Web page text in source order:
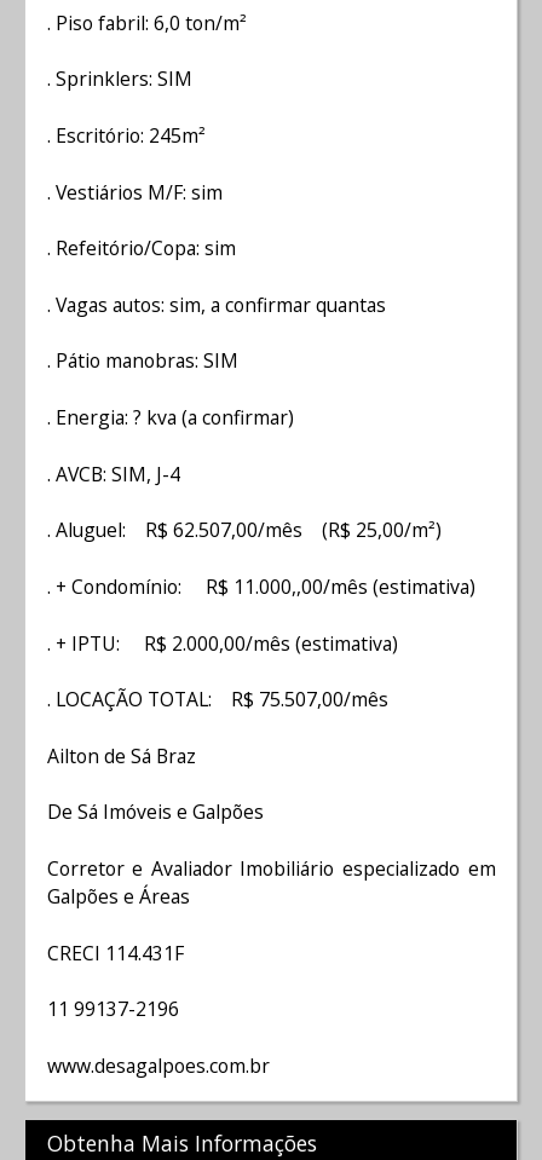
. Piso fabril: 6,0 ton/m²
. Sprinklers: SIM
. Escritório: 245m²
. Vestiários M/F: sim
. Refeitório/Copa: sim
. Vagas autos: sim, a confirmar quantas
. Pátio manobras: SIM
. Energia: ? kva (a confirmar)
. AVCB: SIM, J-4
. Aluguel: R$ 62.507,00/mês (R$ 25,00/m²)
. + Condomínio: R$ 11.000,,00/mês (estimativa)
. + IPTU: R$ 2.000,00/mês (estimativa)
. LOCAÇÃO TOTAL: R$ 75.507,00/mês
Ailton de Sá Braz
De Sá Imóveis e Galpões
Corretor e Avaliador Imobiliário especializado em
Galpões e Áreas
CRECI 114.431F
11 99137-2196
www.desagalpoes.com.br
Obtenha Mais Informações